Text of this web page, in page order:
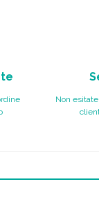
Non